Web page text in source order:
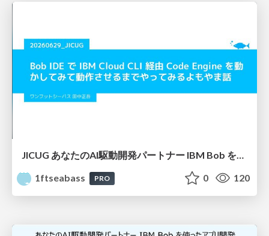
JICUG あなたのAI駆動開発パートナー IBM Bob を使ったアプリ開発 vol.2
1ftseabass
PRO 0 120